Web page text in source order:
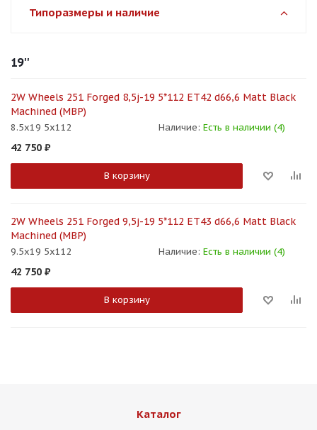
Типоразмеры и наличие
19''
2W Wheels 251 Forged 8,5j-19 5*112 ET42 d66,6 Matt Black
Machined (MBP)
8.5x19 5x112 Наличие: Есть в наличии (4)
42 750 ₽
В корзину
2W Wheels 251 Forged 9,5j-19 5*112 ET43 d66,6 Matt Black
Machined (MBP)
9.5x19 5x112 Наличие: Есть в наличии (4)
42 750 ₽
В корзину
Каталог